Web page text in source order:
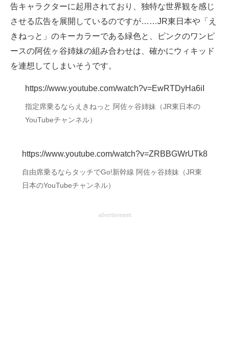
告キャラクターに起用されており、独特な世界観を感じ
させる広告を展開しているのですが……JR東日本や「え
きねっと」のキーカラーである緑色と、ピンクのワンピ
ースの阿佐ヶ谷姉妹の組み合わせは、確かにウィキッド
を連想してしまいそうです。
https://www.youtube.com/watch?v=EwRTDyHa6iI
指定席乗るならえきねっと 阿佐ヶ谷姉妹（JR東日本の
YouTubeチャンネル）
https://www.youtube.com/watch?v=ZRBBGWrUTk8
自由席乗るならタッチでGo!新幹線 阿佐ヶ谷姉妹（JR東
日本のYouTubeチャンネル）
advertisement